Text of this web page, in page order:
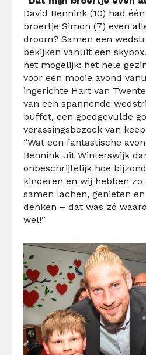
David Bennink (10) had
broertje Simon (7) even
droom? Samen een
bekijken vanuit een
het mogelijk: het hele
voor een mooie avond
ingerichte Hart van
van een spannende
buffet, een goedgevulde
verassingsbezoek van
“Wat een fantastische
Bennink uit Winterswijk
onbeschrijfelijk hoe
kinderen en wij hebben zo
samen lachen, genieten
denken – dat was zó
wel!”